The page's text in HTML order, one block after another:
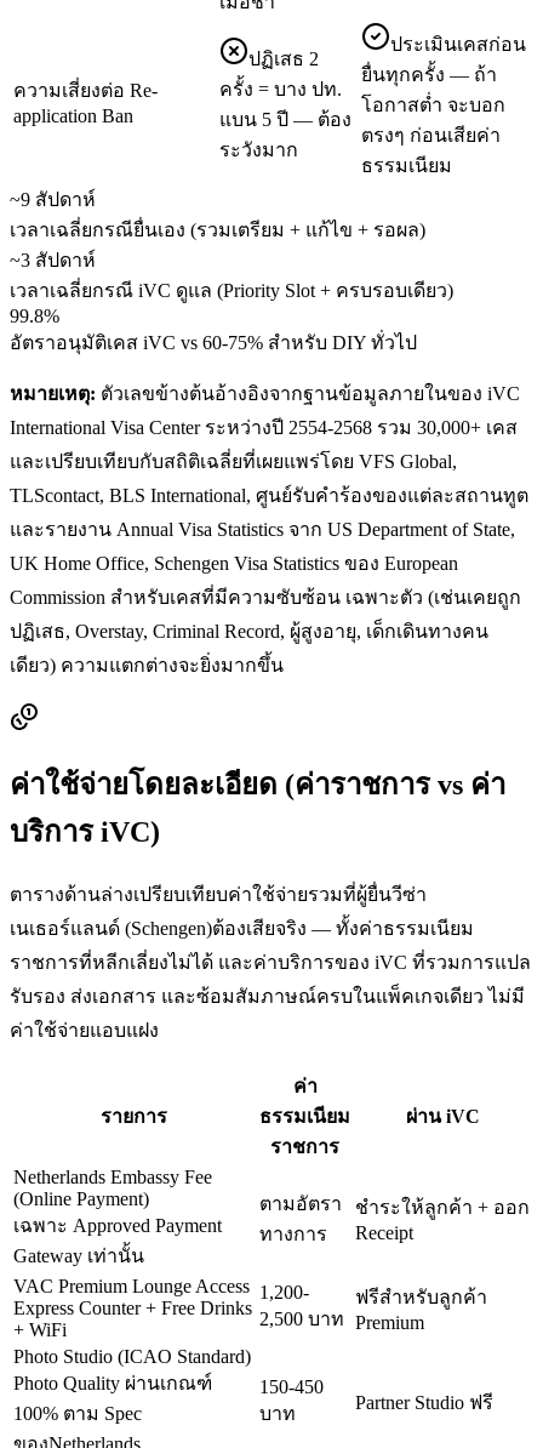
ความเสี่ยงต่อ Re-
application Ban
ปฏิเสธ 2
ครั้ง = บาง ปท.
แบน 5 ปี — ต้อง
ระวังมาก
ประเมินเคสก่อน
ยื่นทุกครั้ง — ถ้า
โอกาสต่ำ จะบอก
ตรงๆ ก่อนเสียค่า
ธรรมเนียม
~9 สัปดาห์
เวลาเฉลี่ยกรณียื่นเอง (รวมเตรียม + แก้ไข + รอผล)
~3 สัปดาห์
เวลาเฉลี่ยกรณี iVC ดูแล (Priority Slot + ครบรอบเดียว)
99.8%
อัตราอนุมัติเคส iVC vs 60-75% สำหรับ DIY ทั่วไป
หมายเหตุ: ตัวเลขข้างต้นอ้างอิงจากฐานข้อมูลภายในของ iVC
International Visa Center ระหว่างปี 2554-2568 รวม 30,000+ เคส
และเปรียบเทียบกับสถิติเฉลี่ยที่เผยแพร่โดย VFS Global,
TLScontact, BLS International, ศูนย์รับคำร้องของแต่ละสถานทูต
และรายงาน Annual Visa Statistics จาก US Department of State,
UK Home Office, Schengen Visa Statistics ของ European
Commission สำหรับเคสที่มีความซับซ้อน เฉพาะตัว (เช่นเคยถูก
ปฏิเสธ, Overstay, Criminal Record, ผู้สูงอายุ, เด็กเดินทางคน
เดียว) ความแตกต่างจะยิ่งมากขึ้น
ค่าใช้จ่ายโดยละเอียด (ค่าราชการ vs ค่า
บริการ iVC)
ตารางด้านล่างเปรียบเทียบค่าใช้จ่ายรวมที่ผู้ยื่นวีซ่า
เนเธอร์แลนด์ (Schengen)ต้องเสียจริง — ทั้งค่าธรรมเนียม
ราชการที่หลีกเลี่ยงไม่ได้ และค่าบริการของ iVC ที่รวมการแปล
รับรอง ส่งเอกสาร และซ้อมสัมภาษณ์ครบในแพ็คเกจเดียว ไม่มี
ค่าใช้จ่ายแอบแฝง
รายการ
ค่า
ธรรมเนียม
ราชการ
ผ่าน iVC
Netherlands Embassy Fee
(Online Payment)
เฉพาะ Approved Payment
Gateway เท่านั้น
ตามอัตรา
ทางการ
ชำระให้ลูกค้า + ออก
Receipt
VAC Premium Lounge Access
Express Counter + Free Drinks
+ WiFi
1,200-
2,500 บาท
ฟรีสำหรับลูกค้า
Premium
Photo Studio (ICAO Standard)
Photo Quality ผ่านเกณฑ์
100% ตาม Spec
150-450
บาท
Partner Studio ฟรี